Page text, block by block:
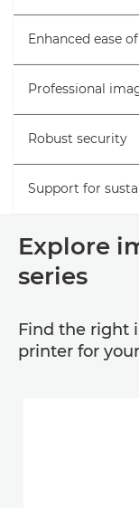
Enhanced ease
Professional
Robust security
Support for
Explore
series
Find the right
printer for